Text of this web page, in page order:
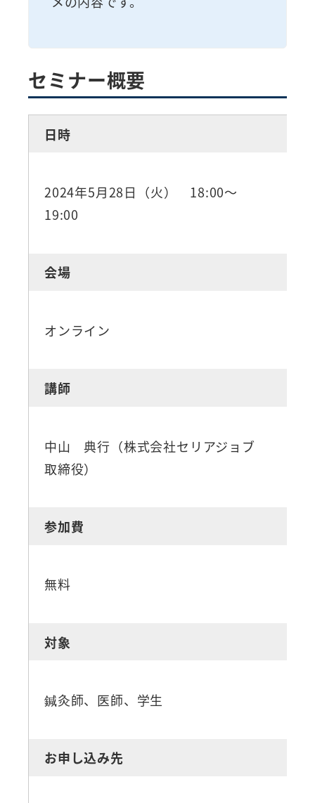
セミナー概要
日時
2024年5月28日（火） 18:00～
19:00
会場
オンライン
講師
中山 典行（株式会社セリアジョブ
取締役）
参加費
無料
対象
鍼灸師、医師、学生
お申し込み先